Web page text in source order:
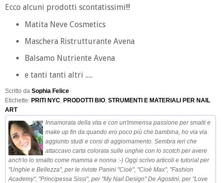
Ecco alcuni prodotti scontatissimi!!!
Matita Neve Cosmetics
Maschera Ristrutturante Avena
Balsamo Nutriente Avena
e tanti tanti altri .....
Scritto da Sophia Felice
Etichette: PRITI NYC, PRODOTTI BIO, STRUMENTI E MATERIALI PER NAIL
ART
Innamorata della vita e con un'immensa passione per smalti e
make up fin da quando ero poco più che bambina, ho via via
aggiunto studi e corsi di aggiornamento. Sembra ieri che
attaccavo carta colorata sulle unghie con lo scotch per avere
anch'io lo smalto come mamma e nonna :-) Oggi scrivo articoli e tutorial per
"Unghie e Bellezza", per le riviste Panini "Cioè", "Cioè Max", "Fashion
Academy", "Principessa Sissi", per "My Nail Design" De Agostini, per "Love